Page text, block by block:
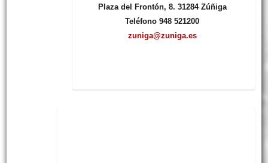
Plaza del Frontón, 8. 31284 Zúñiga
Teléfono 948 521200
zuniga@zuniga.es